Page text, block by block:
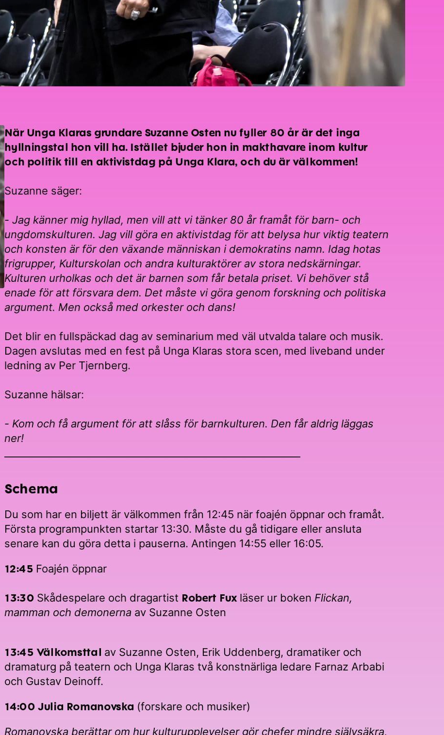
När Unga Klaras grundare Suzanne Osten nu fyller 80 år är det inga
hyllningstal hon vill ha. Istället bjuder hon in makthavare inom kultur
och politik till en aktivistdag på Unga Klara, och du är välkommen!
Suzanne säger:
-Jag känner mig hyllad, men vill att vi tänker 80 år framåt för barn- och
ungdomskulturen. Jag vill göra en aktivistdag för att belysa hur viktig teatern
och konsten är för den växande människan i demokratins namn. Idag hotas
frigrupper, Kulturskolan och andra kulturaktörer av stora nedskärningar.
Kulturen urholkas och det är barnen som får betala priset. Vi behöver stå
enade för att försvara dem. Det måste vi göra genom forskning och politiska
argument. Men också med orkester och dans!
Det blir en fullspäckad dag av seminarium med väl utvalda talare och musik.
Dagen avslutas med en fest på Unga Klaras stora scen, med liveband under
ledning av Per Tjernberg.
Suzanne hälsar:
- Kom och få argument för att slåss för barnkulturen. Den får aldrig läggas
ner!
Schema
Du som har en biljett är välkommen från 12:45 när foajén öppnar och framåt.
Första programpunkten startar 13:30. Måste du gå tidigare eller ansluta
senare kan du göra detta i pauserna. Antingen 14:55 eller 16:05.
12:45 Foajén öppnar
13:30 Skådespelare och dragartist Robert Fux läser ur boken Flickan,
mamman och demonerna av Suzanne Osten
13:45 Välkomsttal av Suzanne Osten, Erik Uddenberg, dramatiker och
dramaturg på teatern och Unga Klaras två konstnärliga ledare Farnaz Arbabi
och Gustav Deinoff.
14:00 Julia Romanovska (forskare och musiker)
Romanovska berättar om hur kulturupplevelser gör chefer mindre självsäkra,